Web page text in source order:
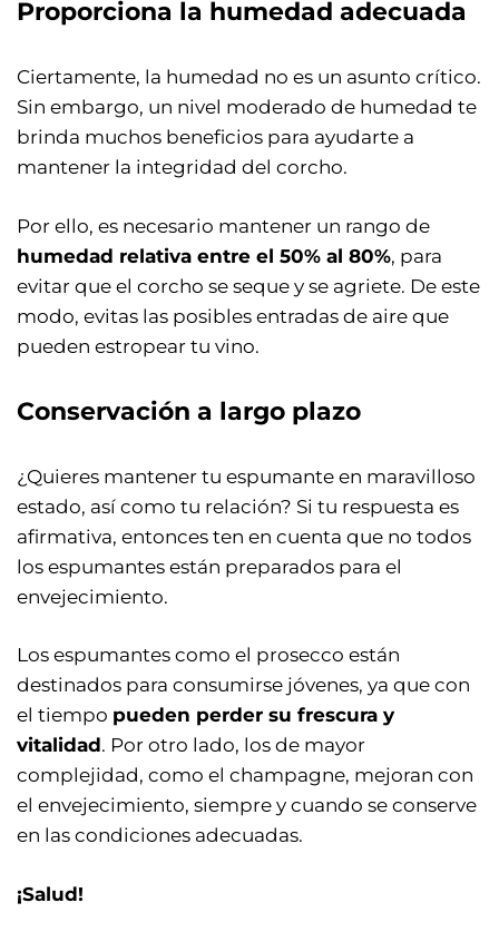
Proporciona la humedad adecuada
Ciertamente, la humedad no es un asunto crítico.
Sin embargo, un nivel moderado de humedad te
brinda muchos beneficios para ayudarte a
mantener la integridad del corcho.
Por ello, es necesario mantener un rango de
humedad relativa entre el 50% al 80%, para
evitar que el corcho se seque y se agriete. De este
modo, evitas las posibles entradas de aire que
pueden estropear tu vino.
Conservación a largo plazo
¿Quieres mantener tu espumante en maravilloso
estado, así como tu relación? Si tu respuesta es
afirmativa, entonces ten en cuenta que no todos
los espumantes están preparados para el
envejecimiento.
Los espumantes como el prosecco están
destinados para consumirse jóvenes, ya que con
el tiempo pueden perder su frescura y
vitalidad. Por otro lado, los de mayor
complejidad, como el champagne, mejoran con
el envejecimiento, siempre y cuando se conserve
en las condiciones adecuadas.
¡Salud!